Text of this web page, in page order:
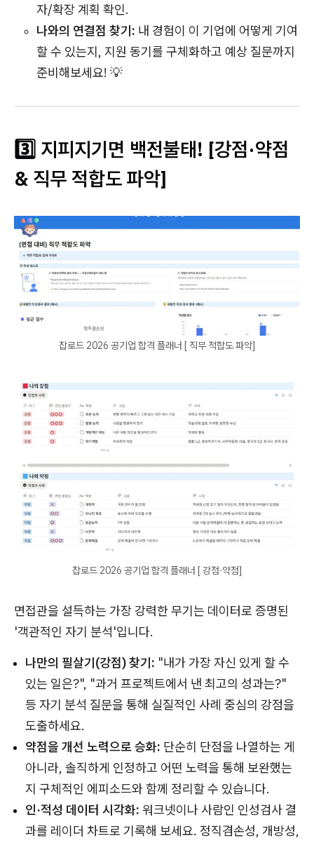
자/확장 계획 확인.
나와의 연결점 찾기: 내 경험이 이 기업에 어떻게 기여
할 수 있는지, 지원 동기를 구체화하고 예상 질문까지
준비해보세요! 💡
3️⃣ 지피지기면 백전불태! [강점·약점
& 직무 적합도 파악]
잡로드 2026 공기업 합격 플래너 [ 직무 적합도 파악]
잡로드 2026 공기업 합격 플래너 [ 강점·약점]
면접관을 설득하는 가장 강력한 무기는 데이터로 증명된
'객관적인 자기 분석'입니다.
나만의 필살기(강점) 찾기: "내가 가장 자신 있게 할 수
있는 일은?", "과거 프로젝트에서 낸 최고의 성과는?"
등 자기 분석 질문을 통해 실질적인 사례 중심의 강점을
도출하세요.
약점을 개선 노력으로 승화: 단순히 단점을 나열하는 게
아니라, 솔직하게 인정하고 어떤 노력을 통해 보완했는
지 구체적인 에피소드와 함께 정리할 수 있습니다.
인·적성 데이터 시각화: 워크넷이나 사람인 인성검사 결
과를 레이더 차트로 기록해 보세요. 정직겸손성, 개방성,